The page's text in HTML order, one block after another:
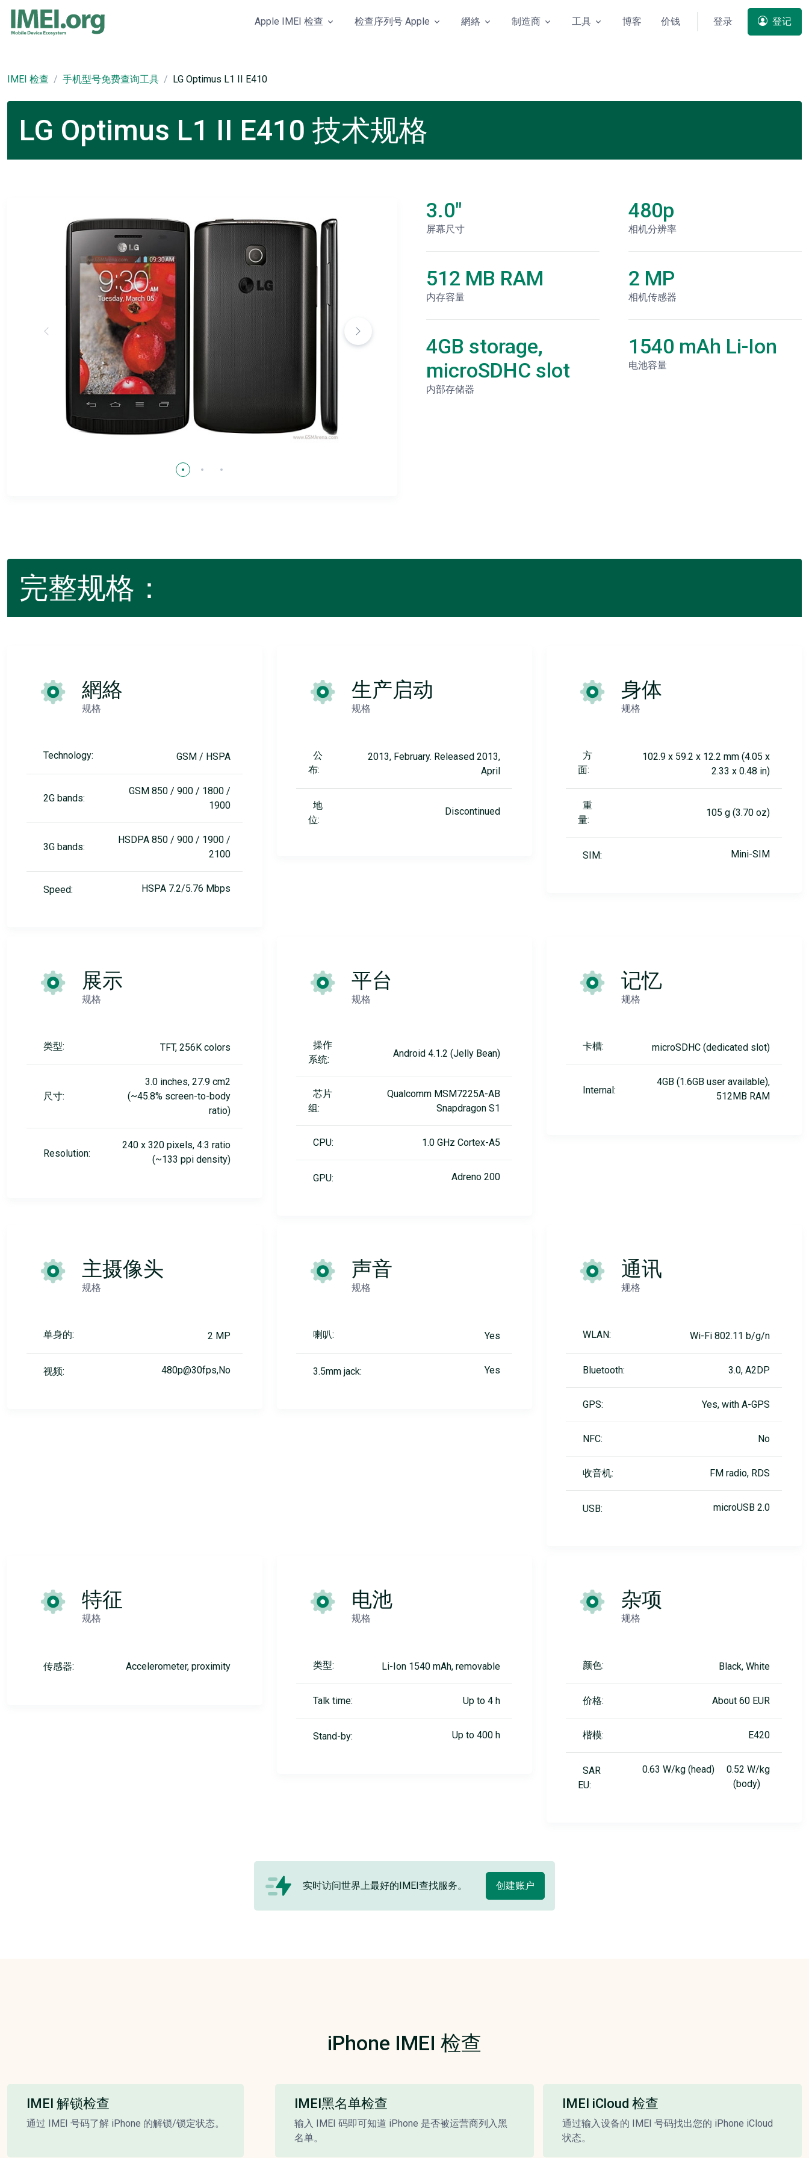
Apple IMEI 检查 检查序列号 Apple 網絡 制造商 工具 博客 价钱 登录 登记
IMEI 检查 手机型号免费查询工具 LG Optimus L1 II E410
LG Optimus L1 II E410 技术规格
3.0"
屏幕尺寸
512 MB RAM
内存容量
4GB storage,
microSDHC slot
内部存储器
480p
相机分辨率
2 MP
相机传感器
1540 mAh Li-Ion
电池容量
完整规格：
網絡
规格
Technology: GSM / HSPA
2G bands:
GSM 850 / 900 / 1800 /
1900
3G bands:
HSDPA 850 / 900 / 1900 /
2100
Speed: HSPA 7.2/5.76 Mbps
生产启动
规格
公
布:
2013, February. Released 2013,
April
地
位:
Discontinued
身体
规格
方
面:
102.9 x 59.2 x 12.2 mm (4.05 x
2.33 x 0.48 in)
重
量:
105 g (3.70 oz)
SIM: Mini-SIM
展示
规格
类型: TFT, 256K colors
尺寸:
3.0 inches, 27.9 cm2
(~45.8% screen-to-body
ratio)
Resolution:
240 x 320 pixels, 4:3 ratio
(~133 ppi density)
平台
规格
操作
系统:
Android 4.1.2 (Jelly Bean)
芯片
组:
Qualcomm MSM7225A-AB
Snapdragon S1
CPU: 1.0 GHz Cortex-A5
GPU: Adreno 200
记忆
规格
卡槽: microSDHC (dedicated slot)
Internal:
4GB (1.6GB user available),
512MB RAM
主摄像头
规格
单身的: 2 MP
视频: 480p@30fps,No
声音
规格
喇叭: Yes
3.5mm jack: Yes
通讯
规格
WLAN: Wi-Fi 802.11 b/g/n
Bluetooth: 3.0, A2DP
GPS: Yes, with A-GPS
NFC: No
收音机: FM radio, RDS
USB: microUSB 2.0
特征
规格
传感器: Accelerometer, proximity
电池
规格
类型: Li-Ion 1540 mAh, removable
Talk time: Up to 4 h
Stand-by: Up to 400 h
杂项
规格
颜色: Black, White
价格: About 60 EUR
楷模: E420
SAR
EU:
0.63 W/kg (head) 0.52 W/kg
(body)
实时访问世界上最好的IMEI查找服务。 创建账户
iPhone IMEI 检查
IMEI 解锁检查
通过 IMEI 号码了解 iPhone 的解锁/锁定状态。
IMEI黑名单检查
输入 IMEI 码即可知道 iPhone 是否被运营商列入黑
名单。
IMEI iCloud 检查
通过输入设备的 IMEI 号码找出您的 iPhone iCloud
状态。